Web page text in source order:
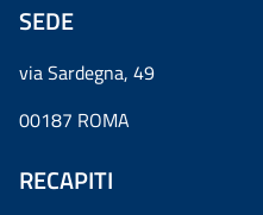
SEDE
via Sardegna, 49
00187 ROMA
RECAPITI